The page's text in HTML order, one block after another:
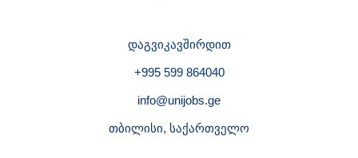
დაგვიკავშირდით
+995 599 864040
info@unijobs.ge
თბილისი, საქართველო